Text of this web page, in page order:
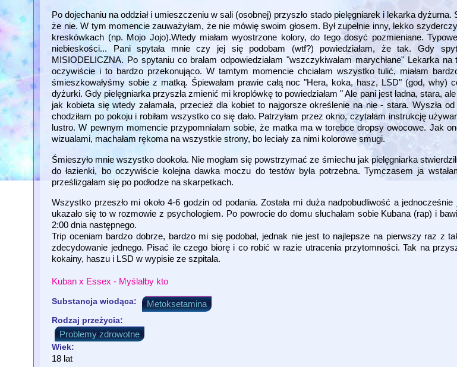
Po dojechaniu na oddział i umieszczeniu w sali (osobnej) przyszło stado pielęgniarek i lekarka dyżurna.
że nie. W tym momencie zauważyłam, że nie mówię swoim głosem. Był zupełnie inny, lekko
kreskówkach (np. Mojo Jojo).Wtedy miałam wyostrzone kolory, do tego dosyć pozmieniane.
niebieskości... Pani spytała mnie czy jej się podobam (wtf?) powiedziałam, że tak. Gdy
MISIODELICZNA. Po spytaniu co brałam odpowiedziałam "wszczykiwałam marychłane" Lekarka
oczywiście i to bardzo przekonująco. W tamtym momencie chciałam wszystko tulić, miałam
śmieszkowałyśmy sobie z matką. Śpiewałam prawie całą noc "Hera, koka, hasz, LSD" (god, why)
dyżurki. Gdy pielęgniarka przyszła zmienić mi kroplówkę to powiedziałam " Ale pani jest ładna, stara,
jak kobieta się wtedy załamała, przecież dla kobiet to najgorsze określenie na nie - stara. Wyszła
chodziłam po pokoju i robiłam wszystko co się dało. Patrzyłam przez okno, czytałam instrukcję
lustro. W pewnym momencie przypomniałam sobie, że matka ma w torebce dropsy owocowe. Jak
wizualami, machałam rękoma na wszystkie strony, bo leciały za nimi kolorowe smugi.
Śmieszyło mnie wszystko dookoła. Nie mogłam się powstrzymać ze śmiechu jak pielęgniarka
do łazienki, bo oczywiście kolejna dawka moczu do testów była potrzebna. Tymczasem ja
prześlizgałam się po podłodze na skarpetkach.
Wszystko przeszło mi około 4-6 godzin od podania. Została mi duża nadpobudliwość a
ukazało się to w rozmowie z psychologiem. Po powrocie do domu słuchałam sobie Kubana (rap) i
2:00 dnia następnego.
Trip oceniam bardzo dobrze, bardzo mi się podobał, jednak nie jest to najlepsze na pierwszy raz z
zdecydowanie jednego. Pisać ile czego biorę i co robić w razie utracenia przytomności. Tak na
kokainy, haszu i LSD w wypisie ze szpitala.
Kuban x Essex - Myślałby kto
Substancja wiodąca: Metoksetamina
Rodzaj przeżycia:
Problemy zdrowotne
Wiek:
18 lat